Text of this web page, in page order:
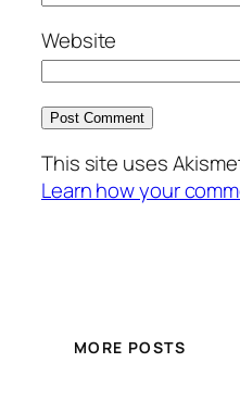
Website
This site uses
Learn how your
MORE POSTS